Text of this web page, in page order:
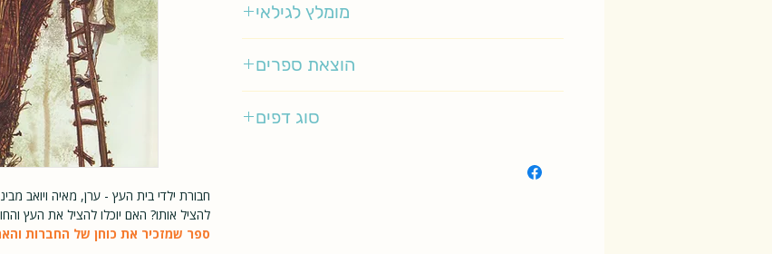
חבורת ילדי בית העץ - ערן, מאיה ויואב
להציל אותו? האם יוכלו להציל את העץ
ספר שמזכיר את כוחן של החברות
מומלץ לגילאי
הוצאת ספרים
סוג דפים